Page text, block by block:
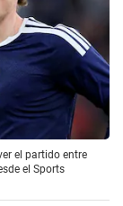
el partido entre
el Sports